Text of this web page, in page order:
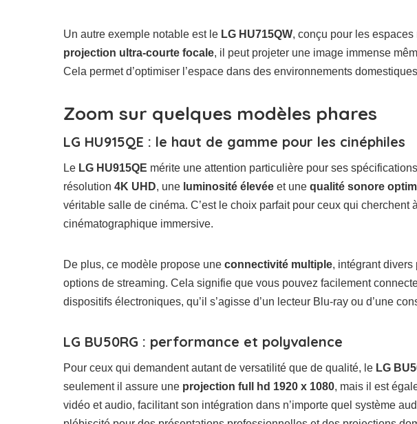
Un autre exemple notable est le LG HU715QW, conçu pour les
projection ultra-courte focale, il peut projeter une image immense
Cela permet d’optimiser l’espace dans des environnements
Zoom sur quelques modèles phares
LG HU915QE : le haut de gamme pour les cinéphiles
Le LG HU915QE mérite une attention particulière pour ses
résolution 4K UHD, une luminosité élevée et une qualité sonore
véritable salle de cinéma. C’est le choix parfait pour ceux qui cherchent
cinématographique immersive.
De plus, ce modèle propose une connectivité multiple, intégrant
options de streaming. Cela signifie que vous pouvez facilement
dispositifs électroniques, qu’il s’agisse d’un lecteur Blu-ray ou d’une
LG BU50RG : performance et polyvalence
Pour ceux qui demandent autant de versatilité que de qualité, le LG
seulement il assure une projection full hd 1920 x 1080, mais il est
vidéo et audio, facilitant son intégration dans n’importe quel système